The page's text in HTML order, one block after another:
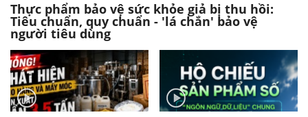
Thực phẩm bảo vệ sức khỏe giả bị thu hồi:
Tiêu chuẩn, quy chuẩn - 'lá chắn' bảo vệ
người tiêu dùng